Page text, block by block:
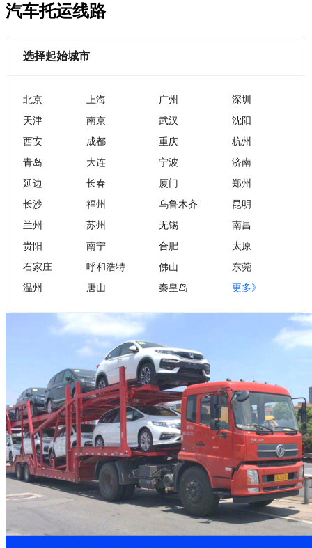
汽车托运线路
选择起始城市
北京 上海 广州
深圳
天津
南京 武汉
沈阳
西安
成都 重庆
杭州
青岛
大连 宁波
济南
延边
长春 厦门
郑州
长沙
福州 乌鲁木齐
昆明
兰州
苏州 无锡
南昌
贵阳
南宁 合肥
太原
石家庄
呼和浩特 佛山
东莞
温州
唐山 秦皇岛 更多》